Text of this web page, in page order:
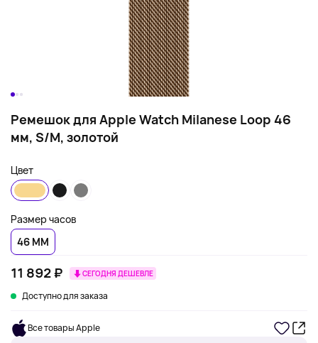
Ремешок для Apple Watch Milanese Loop 46
мм, S/M, золотой
Цвет
Размер часов
46 ММ
11 892 ₽ СЕГОДНЯ ДЕШЕВЛЕ
Доступно для заказа
Все товары Apple